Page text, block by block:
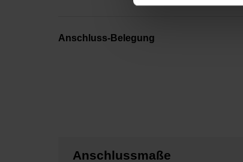
Anschluss-Belegung
Anschlussmaße